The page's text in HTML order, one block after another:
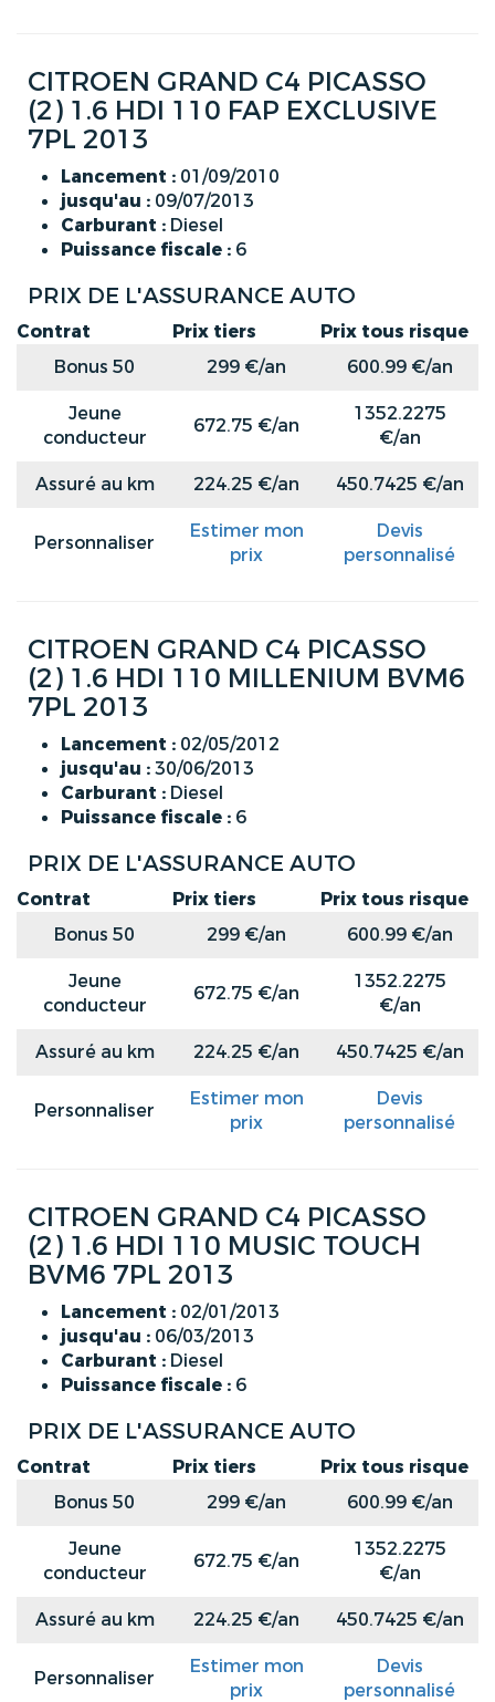
CITROEN GRAND C4 PICASSO
(2) 1.6 HDI 110 FAP EXCLUSIVE
7PL 2013
Lancement : 01/09/2010
jusqu'au : 09/07/2013
Carburant : Diesel
Puissance fiscale : 6
PRIX DE L'ASSURANCE AUTO
Contrat Prix tiers
Prix tous risque
Bonus 50
299 €/an
600.99 €/an
Jeune
conducteur
672.75 €/an
1352.2275
€/an
Assuré au km
224.25 €/an 450.7425 €/an
Personnaliser
Estimer mon
prix
Devis
personnalisé
CITROEN GRAND C4 PICASSO
(2) 1.6 HDI 110 MILLENIUM BVM6
7PL 2013
Lancement : 02/05/2012
jusqu'au :30/06/2013
Carburant : Diesel
Puissance fiscale : 6
PRIX DE L'ASSURANCE AUTO
Contrat Prix tiers
Prix tous risque
Bonus 50
299 €/an
600.99 €/an
Jeune
conducteur
672.75 €/an
1352.2275
€/an
Assuré au km
224.25 €/an 450.7425 €/an
Personnaliser
Estimer mon
prix
Devis
personnalisé
CITROEN GRAND C4 PICASSO
(2) 1.6 HDI 110 MUSIC TOUCH
BVM6 7PL 2013
Lancement : 02/01/2013
jusqu'au : 06/03/2013
Carburant : Diesel
Puissance fiscale : 6
PRIX DE L'ASSURANCE AUTO
Contrat Prix tiers
Prix tous risque
Bonus 50
299 €/an
600.99 €/an
Jeune
conducteur
672.75 €/an
1352.2275
€/an
Assuré au km
224.25 €/an 450.7425 €/an
Personnaliser
Estimer mon
prix
Devis
personnalisé